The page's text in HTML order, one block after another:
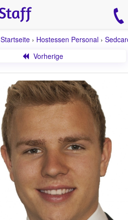
Startseite › Hostessen Personal ›
Vorherige